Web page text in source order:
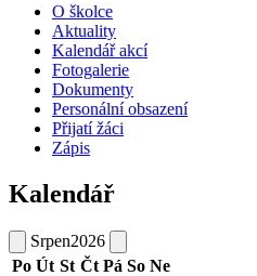
O školce
Aktuality
Kalendář akcí
Fotogalerie
Dokumenty
Personální obsazení
Přijatí žáci
Zápis
Kalendář
Srpen2026
Po Út St Čt Pá So Ne